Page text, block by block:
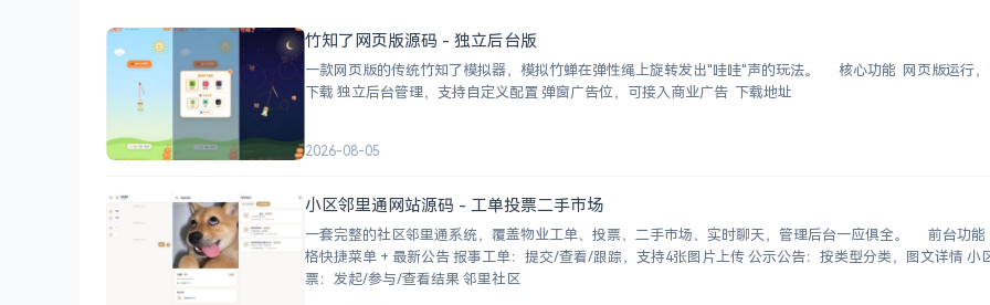
竹知了网页版源码 - 独立后台版
一款网页版的传统竹知了模拟器，模拟竹蝉在弹性绳上旋转发出"哇哇"声的玩法。 核心功能 网页版运行，无需
下载 独立后台管理，支持自定义配置 弹窗广告位，可接入商业广告 下载地址
2026-08-05
小区邻里通网站源码 - 工单投票二手市场
一套完整的社区邻里通系统，覆盖物业工单、投票、二手市场、实时聊天，管理后台一应俱全。 前台功能 九
格快捷菜单 + 最新公告 报事工单：提交/查看/跟踪，支持4张图片上传 公示公告：按类型分类，图文详情 小区投
票：发起/参与/查看结果 邻里社区